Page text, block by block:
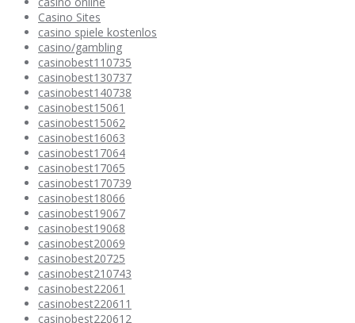
Casino Sites
casino spiele kostenlos
casino/gambling
casinobest110735
casinobest130737
casinobest140738
casinobest15061
casinobest15062
casinobest16063
casinobest17064
casinobest17065
casinobest170739
casinobest18066
casinobest19067
casinobest19068
casinobest20069
casinobest20725
casinobest210743
casinobest22061
casinobest220611
casinobest220612